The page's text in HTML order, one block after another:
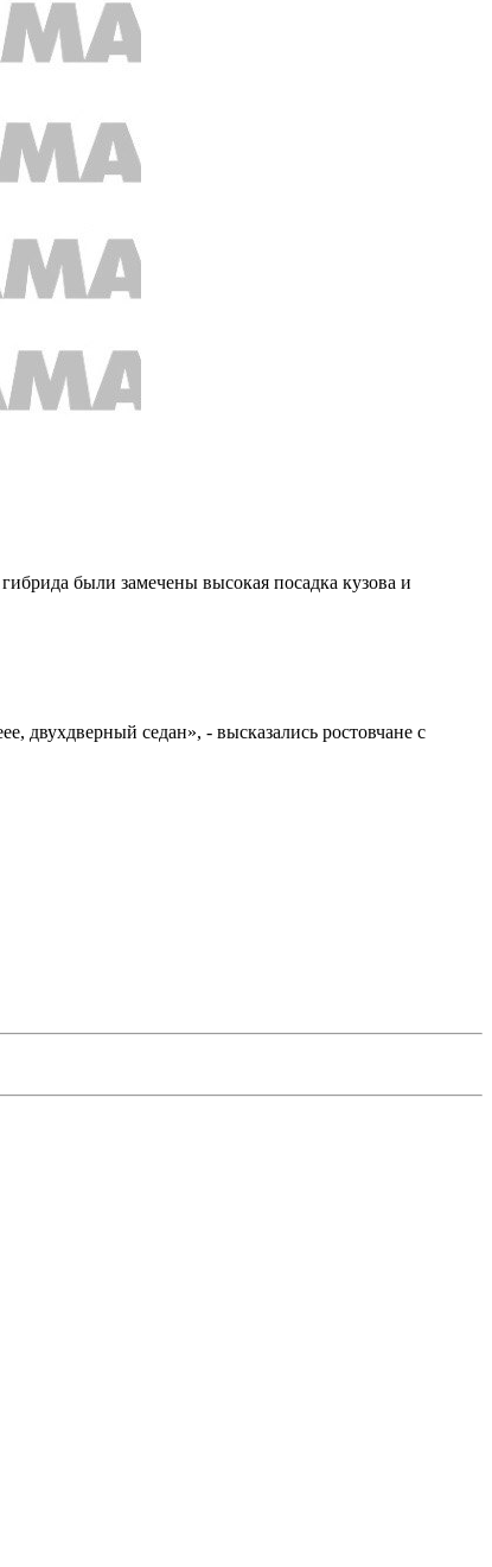
были замечены высокая посадка кузова и
седан», - высказались ростовчане с